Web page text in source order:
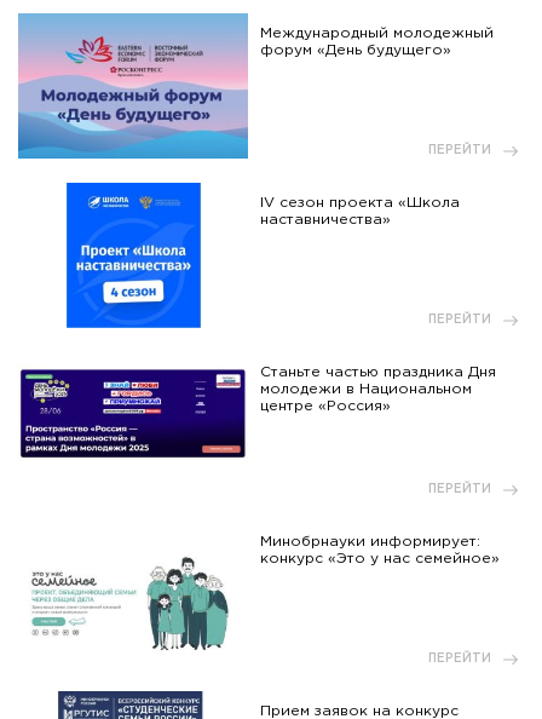
Международный молодежный
форум «День будущего»
ПЕРЕЙТИ
IV сезон проекта «Школа
наставничества»
ПЕРЕЙТИ
Станьте частью праздника Дня
молодежи в Национальном
центре «Россия»
ПЕРЕЙТИ
Минобрнауки информирует:
конкурс «Это у нас семейное»
ПЕРЕЙТИ
Прием заявок на конкурс